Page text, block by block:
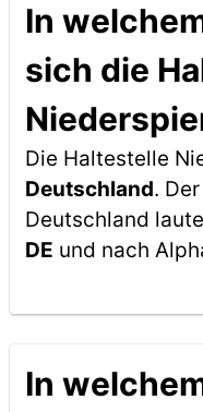
In
sich die
Die Haltestelle
Deutschland.
Deutschland
DE und nach
In